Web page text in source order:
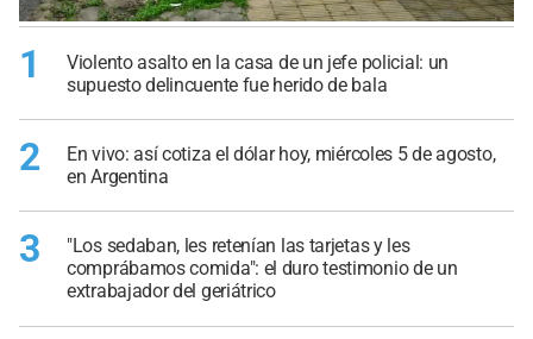
1
Violento asalto en la casa de un jefe policial: un
supuesto delincuente fue herido de bala
2
En vivo: así cotiza el dólar hoy, miércoles 5 de agosto,
en Argentina
3
"Los sedaban, les retenían las tarjetas y les
comprábamos comida": el duro testimonio de un
extrabajador del geriátrico